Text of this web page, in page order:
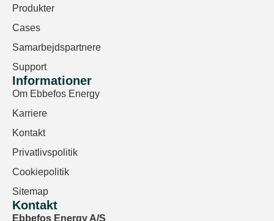
Produkter
Cases
Samarbejdspartnere
Support
Informationer
Om Ebbefos Energy
Karriere
Kontakt
Privatlivspolitik
Cookiepolitik
Sitemap
Kontakt
Ebbefos Energy A/S